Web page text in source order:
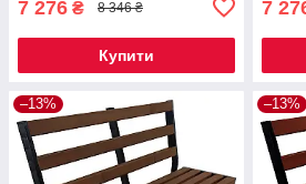
7 276 ₴ 8 346 ₴
Купити
7
–13% –13%